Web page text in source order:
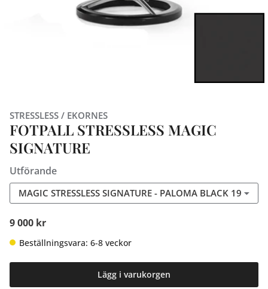
STRESSLESS / EKORNES
FOTPALL STRESSLESS MAGIC
SIGNATURE
Utförande
MAGIC STRESSLESS SIGNATURE - PALOMA BLACK 19
9 000 kr
Beställningsvara: 6-8 veckor
Lägg i varukorgen